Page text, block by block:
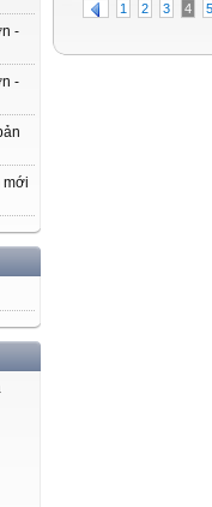
-
-
mới
1 2 3 4 5